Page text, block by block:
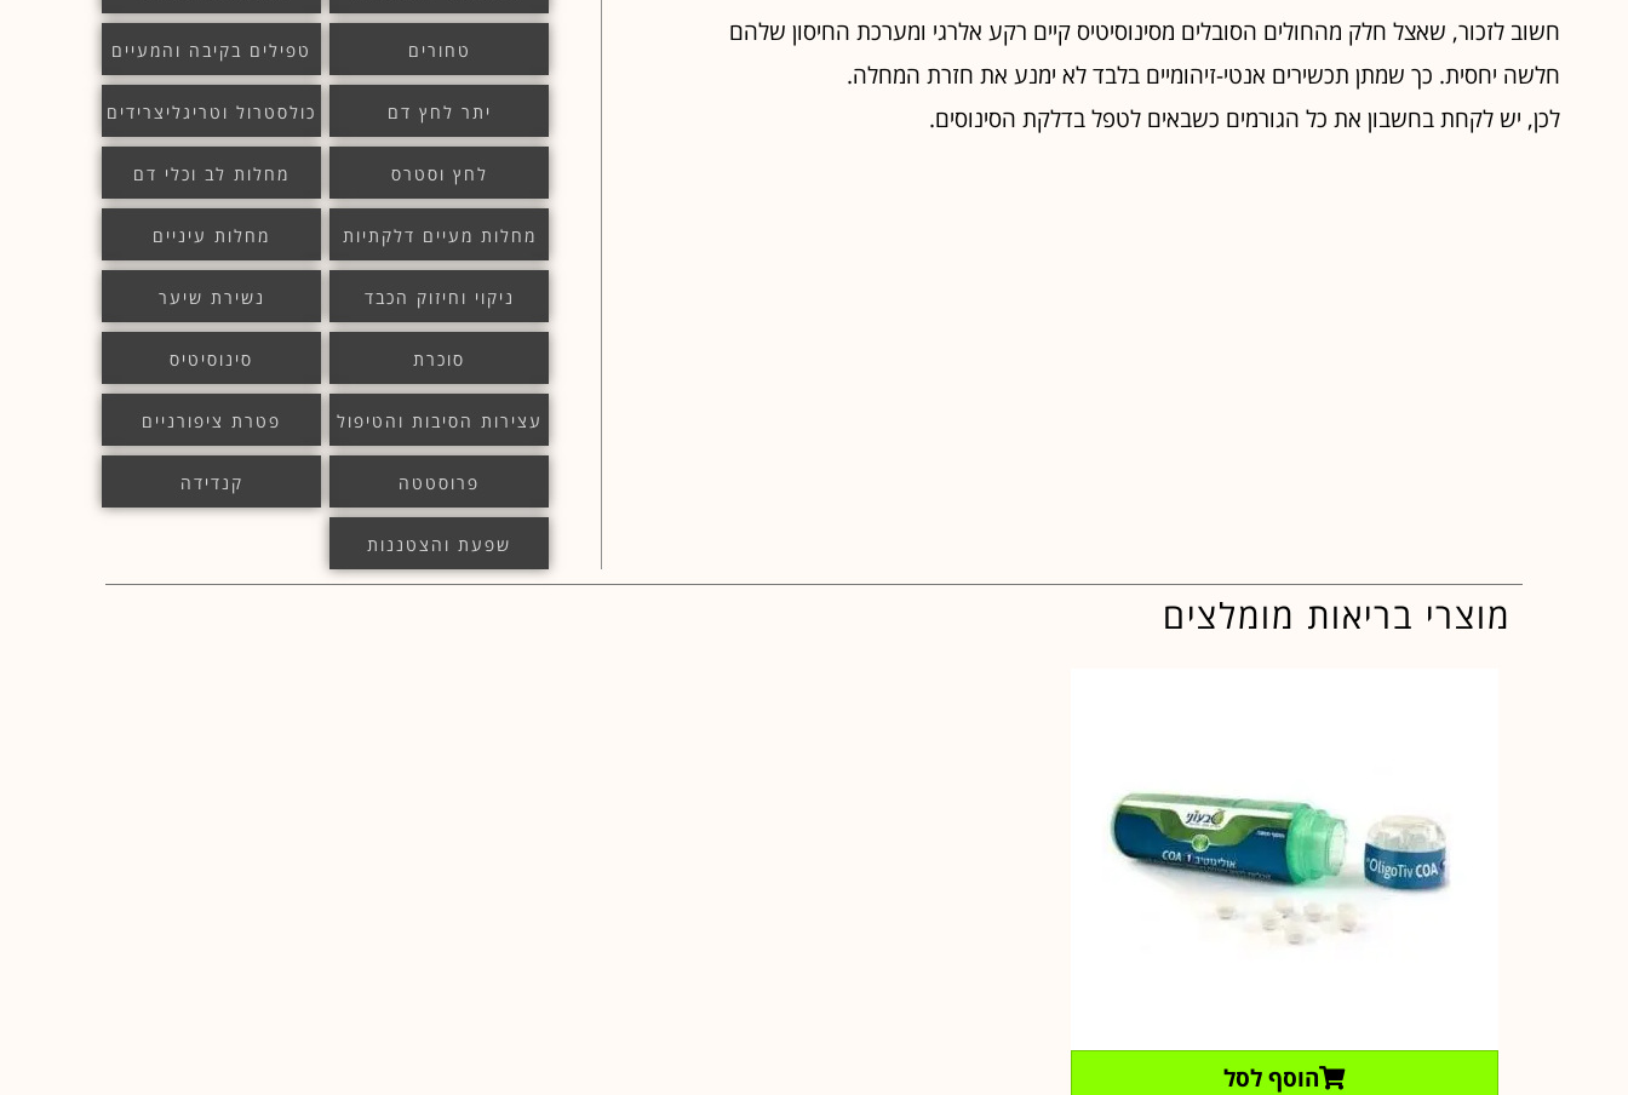
חשוב לזכור, שאצל חלק מהחולים הסובלים מסינוסיטיס קיים רקע אלרגי ומערכת החיסון שלהם
חלשה יחסית. כך שמתן תכשירים אנטי-זיהומיים בלבד לא ימנע את חזרת המחלה.
לכן, יש לקחת בחשבון את כל הגורמים כשבאים לטפל בדלקת הסינוסים.
טחורים טפילים בקיבה והמעיים
יתר לחץ דם כולסטרול וטריגליצרידים
לחץ וסטרס מחלות לב וכלי דם
מחלות מעיים דלקתיות מחלות עיניים
ניקוי וחיזוק הכבד נשירת שיער
סוכרת סינוסיטיס
עצירות הסיבות והטיפול פטרת ציפורניים
פרוסטטה קנדידה
שפעת והצטננות
מוצרי בריאות מומלצים
הוסף לסל